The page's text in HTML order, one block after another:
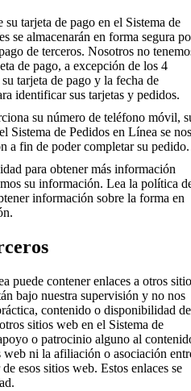
su tarjeta de pago en el Sistema de
se almacenarán en forma segura
de terceros. Nosotros no
de pago, a excepción de los 4
tarjeta de pago y la fecha de
identificar sus tarjetas y pedidos.
su número de teléfono móvil,
Sistema de Pedidos en Línea se nos
a fin de poder completar su pedido.
para obtener más información
su información. Lea la política
información sobre la forma en
puede contener enlaces a otros
bajo nuestra supervisión y no nos
contenido o disponibilidad de
sitios web en el Sistema de
o patrocinio alguno al
web ni la afiliación o asociación
esos sitios web. Estos enlaces se